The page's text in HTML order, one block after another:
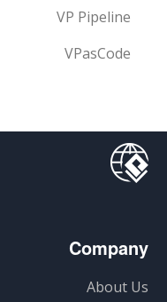
VP Pipeline
VPasCode
Company
About Us